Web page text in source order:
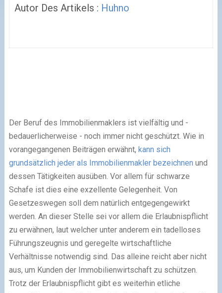
Autor Des Artikels : Huhno
Der Beruf des Immobilienmaklers ist vielfältig und -
bedauerlicherweise - noch immer nicht geschützt. Wie in
vorangegangenen Beiträgen erwähnt, kann sich
grundsätzlich jeder als Immobilienmakler bezeichnen und
dessen Tätigkeiten ausüben. Vor allem für schwarze
Schafe ist dies eine exzellente Gelegenheit. Von
Gesetzeswegen soll dem natürlich entgegengewirkt
werden. An dieser Stelle sei vor allem die Erlaubnispflicht
zu erwähnen, laut welcher unter anderem ein tadelloses
Führungszeugnis und geregelte wirtschaftliche
Verhältnisse notwendig sind. Das alleine reicht aber nicht
aus, um Kunden der Immobilienwirtschaft zu schützen.
Trotz der Erlaubnispflicht gibt es weiterhin etliche